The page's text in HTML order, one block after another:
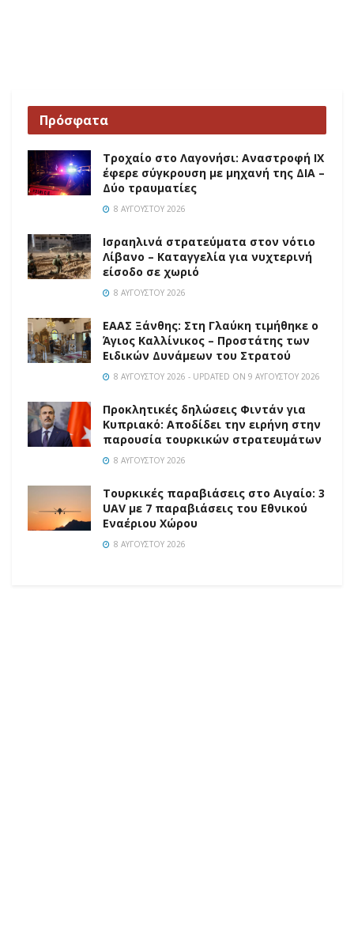
Πρόσφατα
Τροχαίο στο Λαγονήσι: Αναστροφή ΙΧ
έφερε σύγκρουση με μηχανή της ΔΙΑ –
Δύο τραυματίες
8 ΑΥΓΟΎΣΤΟΥ 2026
Ισραηλινά στρατεύματα στον νότιο
Λίβανο – Καταγγελία για νυχτερινή
είσοδο σε χωριό
8 ΑΥΓΟΎΣΤΟΥ 2026
EAAΣ Ξάνθης: Στη Γλαύκη τιμήθηκε ο
Άγιος Καλλίνικος – Προστάτης των
Ειδικών Δυνάμεων του Στρατού
8 ΑΥΓΟΎΣΤΟΥ 2026 - UPDATED ON 9 ΑΥΓΟΎΣΤΟΥ 2026
Προκλητικές δηλώσεις Φιντάν για
Κυπριακό: Αποδίδει την ειρήνη στην
παρουσία τουρκικών στρατευμάτων
8 ΑΥΓΟΎΣΤΟΥ 2026
Τουρκικές παραβιάσεις στο Αιγαίο: 3
UAV με 7 παραβιάσεις του Εθνικού
Εναέριου Χώρου
8 ΑΥΓΟΎΣΤΟΥ 2026